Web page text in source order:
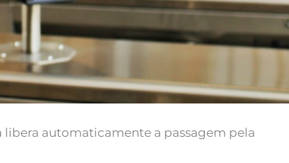
libera automaticamente a passagem pela